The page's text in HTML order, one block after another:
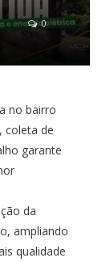
0
no bairro
coleta de
garante
da
ampliando
qualidade